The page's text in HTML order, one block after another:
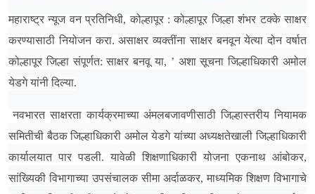
महाराष्ट्र न्यूज वन प्रतिनिधी, कोल्हापूर : कोल्हापूर जिल्हा शंभर टक्के साक्षर
करण्यासाठी नियोजन करा. असाक्षर व्यक्तींना साक्षर बनवून येत्या दोन वर्षात
कोल्हापूर जिल्हा संपूर्णत: साक्षर बनवू या, ’ अशा सूचना जिल्हाधिकारी अमोल
येडगे यांनी दिल्या.
नवभारत साक्षरता कार्यक्रमाच्या अंमलबजावणीसाठी जिल्हास्तरीय नियामक
समितीची बैठक जिल्हाधिकारी अमोल येडगे यांच्या अध्यक्षतेखाली जिल्हाधिकारी
कार्यालयात पार पडली. यावेळी शिक्षणाधिकारी योजना एकनाथ आंबोकर,
सांख्यिकी विभागाच्या उपसंचालक सीमा अर्दाळकर, माध्यमिक शिक्षण विभागाचे